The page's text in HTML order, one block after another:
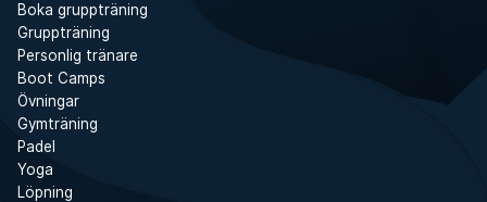
Boka gruppträning
Gruppträning
Personlig tränare
Boot Camps
Övningar
Gymträning
Padel
Yoga
Löpning